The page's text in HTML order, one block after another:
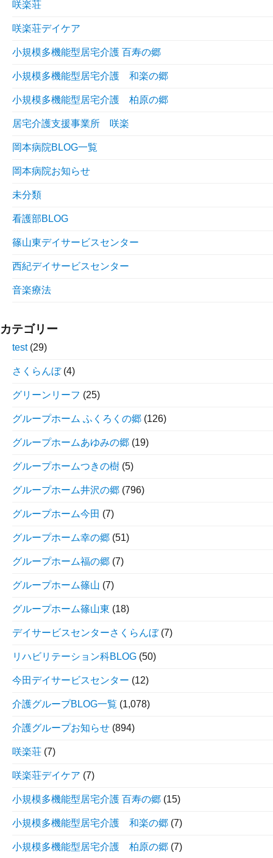
咲楽荘
咲楽荘デイケア
小規模多機能型居宅介護 百寿の郷
小規模多機能型居宅介護 和楽の郷
小規模多機能型居宅介護 柏原の郷
居宅介護支援事業所 咲楽
岡本病院BLOG一覧
岡本病院お知らせ
未分類
看護部BLOG
篠山東デイサービスセンター
西紀デイサービスセンター
音楽療法
カテゴリー
test(29)
さくらんぼ(4)
グリーンリーフ (25)
グループホーム ふくろくの郷 (126)
グループホームあゆみの郷 (19)
グループホームつきの樹 (5)
グループホーム井沢の郷 (796)
グループホーム今田 (7)
グループホーム幸の郷 (51)
グループホーム福の郷 (7)
グループホーム篠山 (7)
グループホーム篠山東 (18)
デイサービスセンターさくらんぼ(7)
リハビリテーション科BLOG (50)
今田デイサービスセンター (12)
介護グループBLOG一覧 (1,078)
介護グループお知らせ (894)
咲楽荘 (7)
咲楽荘デイケア (7)
小規模多機能型居宅介護 百寿の郷 (15)
小規模多機能型居宅介護 和楽の郷 (7)
小規模多機能型居宅介護 柏原の郷 (7)